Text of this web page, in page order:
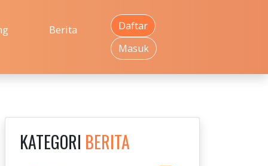
Berita
Daftar
Masuk
KATEGORI BERITA